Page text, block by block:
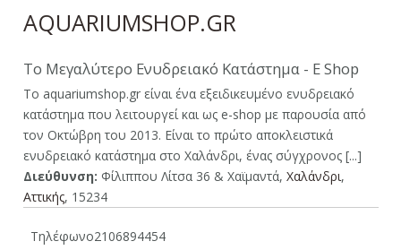
AQUARIUMSHOP.GR
Το Μεγαλύτερο Ενυδρειακό Κατάστημα - E Shop
Το aquariumshop.gr είναι ένα εξειδικευμένο ενυδρειακό
κατάστημα που λειτουργεί και ως e-shop με παρουσία από
τον Οκτώβρη του 2013. Είναι το πρώτο αποκλειστικά
ενυδρειακό κατάστημα στο Χαλάνδρι, ένας σύγχρονος [...]
Διεύθυνση: Φίλιππου Λίτσα 36 & Χαϊμαντά, Χαλάνδρι,
Αττικής, 15234
Τηλέφωνο2106894454